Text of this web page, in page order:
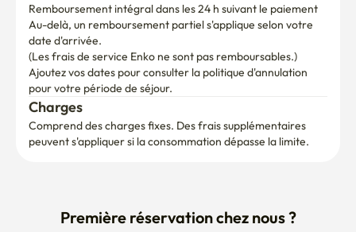
Remboursement intégral dans les 24 h suivant le paiement
Au-delà, un remboursement partiel s'applique selon votre
date d'arrivée.
(Les frais de service Enko ne sont pas remboursables.)
Ajoutez vos dates pour consulter la politique d'annulation
pour votre période de séjour.
Charges
Comprend des charges fixes. Des frais supplémentaires
peuvent s'appliquer si la consommation dépasse la limite.
Première réservation chez nous ?